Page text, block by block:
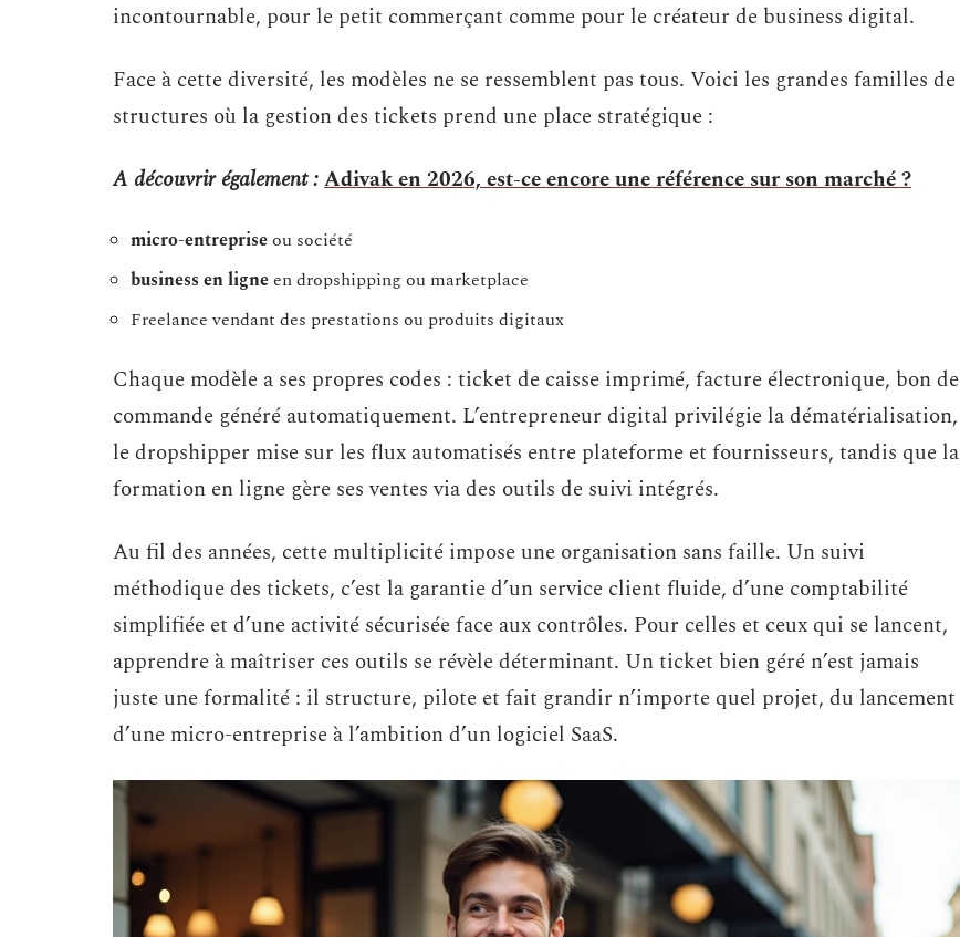
incontournable, pour le petit commerçant comme pour le créateur de business digital.
Face à cette diversité, les modèles ne se ressemblent pas tous. Voici les grandes familles de
structures où la gestion des tickets prend une place stratégique :
A découvrir également :Adivak en 2026, est-ce encore une référence sur son marché ?
micro-entrepriseou société
business en ligneen dropshipping ou marketplace
Freelance vendant des prestations ou produits digitaux
Chaque modèle a ses propres codes : ticket de caisse imprimé, facture électronique, bon de
commande généré automatiquement. L’entrepreneur digital privilégie la dématérialisation,
le dropshipper mise sur les flux automatisés entre plateforme et fournisseurs, tandis que la
formation en ligne gère ses ventes via des outils de suivi intégrés.
Au fil des années, cette multiplicité impose une organisation sans faille. Un suivi
méthodique des tickets, c’est la garantie d’un service client fluide, d’une comptabilité
simplifiée et d’une activité sécurisée face aux contrôles. Pour celles et ceux qui se lancent,
apprendre à maîtriser ces outils se révèle déterminant. Un ticket bien géré n’est jamais
juste une formalité : il structure, pilote et fait grandir n’importe quel projet, du lancement
d’une micro-entreprise à l’ambition d’un logiciel SaaS.